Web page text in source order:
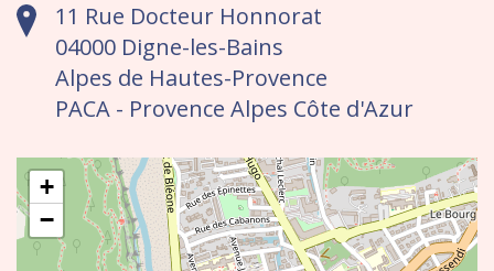
11 Rue Docteur Honnorat
04000 Digne-les-Bains
Alpes de Hautes-Provence
PACA - Provence Alpes Côte d'Azur
+
−